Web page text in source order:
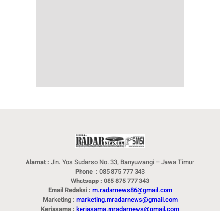
Alamat : Jln. Yos Sudarso No. 33, Banyuwangi – Jawa Timur
Phone : 085 875 777 343
Whatsapp : 085 875 777 343
Email Redaksi : m.radarnews86@gmail.com
Marketing : marketing.mradarnews@gmail.com
Kerjasama : kerjasama.mradarnews@gmail.com